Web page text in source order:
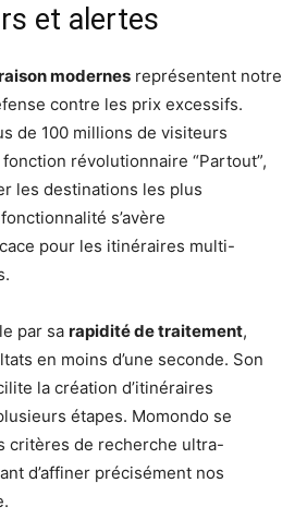
et alertes
modernes représentent notre
contre les prix excessifs.
de 100 millions de visiteurs
révolutionnaire “Partout”,
les destinations les plus
s’avère
pour les itinéraires multi-
par sa rapidité de traitement,
en moins d’une seconde. Son
la création d’itinéraires
étapes. Momondo se
critères de recherche ultra-
d’affiner précisément nos